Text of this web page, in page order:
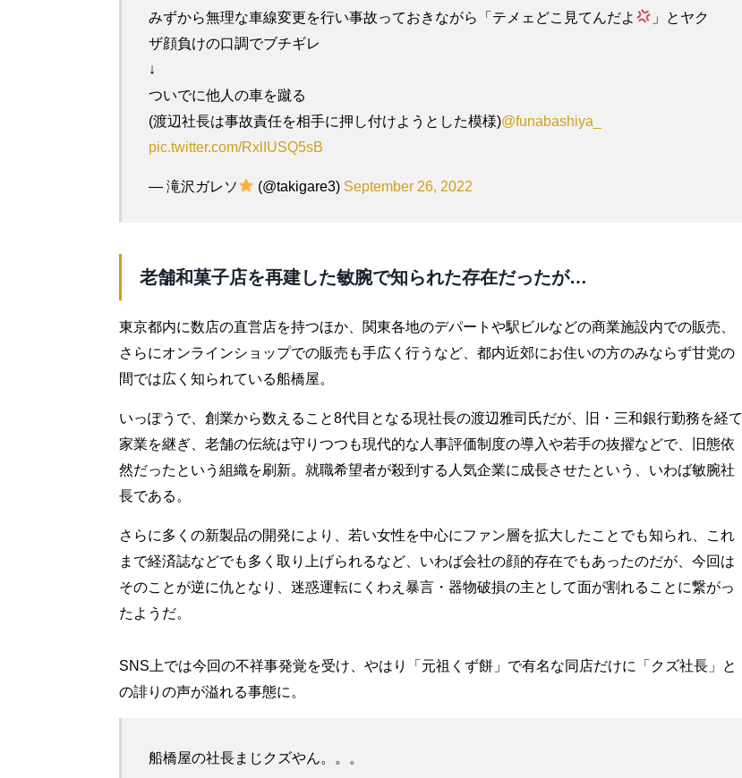
みずから無理な車線変更を行い事故っておきながら「テメェどこ見てんだよ
」とヤク
ザ顔負けの口調でブチギレ
↓
ついでに他人の車を蹴る
(渡辺社長は事故責任を相手に押し付けようとした模様)@funabashiya_
pic.twitter.com/RxlIUSQ5sB
— 滝沢ガレソ (@takigare3) September 26, 2022
老舗和菓子店を再建した敏腕で知られた存在だったが…
東京都内に数店の直営店を持つほか、関東各地のデパートや駅ビルなどの商業施設内での販売、
さらにオンラインショップでの販売も手広く行うなど、都内近郊にお住いの方のみならず甘党の
間では広く知られている船橋屋。
いっぽうで、創業から数えること8代目となる現社長の渡辺雅司氏だが、旧・三和銀行勤務を経て
家業を継ぎ、老舗の伝統は守りつつも現代的な人事評価制度の導入や若手の抜擢などで、旧態依
然だったという組織を刷新。就職希望者が殺到する人気企業に成長させたという、いわば敏腕社
長である。
さらに多くの新製品の開発により、若い女性を中心にファン層を拡大したことでも知られ、これ
まで経済誌などでも多く取り上げられるなど、いわば会社の顔的存在でもあったのだが、今回は
そのことが逆に仇となり、迷惑運転にくわえ暴言・器物破損の主として面が割れることに繋がっ
たようだ。
SNS上では今回の不祥事発覚を受け、やはり「元祖くず餅」で有名な同店だけに「クズ社長」と
の誹りの声が溢れる事態に。
船橋屋の社長まじクズやん。。。